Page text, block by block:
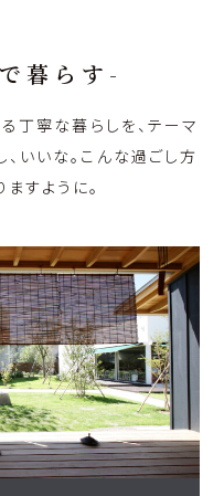
暮らす-
丁寧な暮らしを、テーマ
いいな。こんな過ごし方
すように。